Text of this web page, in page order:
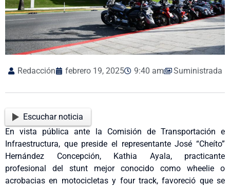
Redacción febrero 19, 2025 9:40 am Suministrada
Escuchar noticia
En vista pública ante la Comisión de Transportación e
Infraestructura, que preside el representante José “Cheíto”
Hernández Concepción, Kathia Ayala, practicante
profesional del stunt mejor conocido como wheelie o
acrobacias en motocicletas y four track, favoreció que se